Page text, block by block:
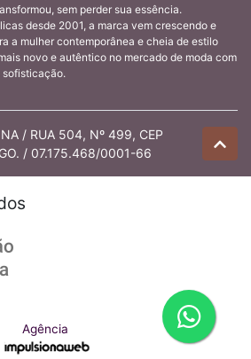
sem perder sua essência.
desde 2001, a marca vem crescendo e
a mulher contemporânea e cheia de estilo
novo e autêntico no mercado de moda com
sofisticação.
/ RUA 504, Nº 499, CEP
/ 07.175.468/0001-66
Agência